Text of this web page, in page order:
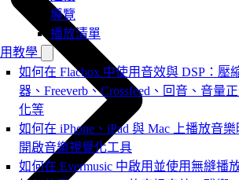
導覽
播放清單
教學
如何在 Flacbox 中使用音效與 DSP：壓
器、Freeverb、Crossfeed、回音、音量
化等
如何在 iPhone、iPad 與 Mac 上播放音樂
開啟音樂視覺化工具
如何在 Evermusic 中啟用並使用無縫播